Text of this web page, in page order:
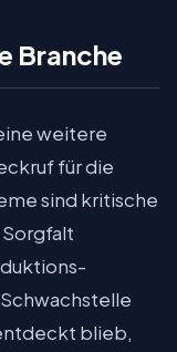
Branche
weitere
für die
sind kritische
blieb,